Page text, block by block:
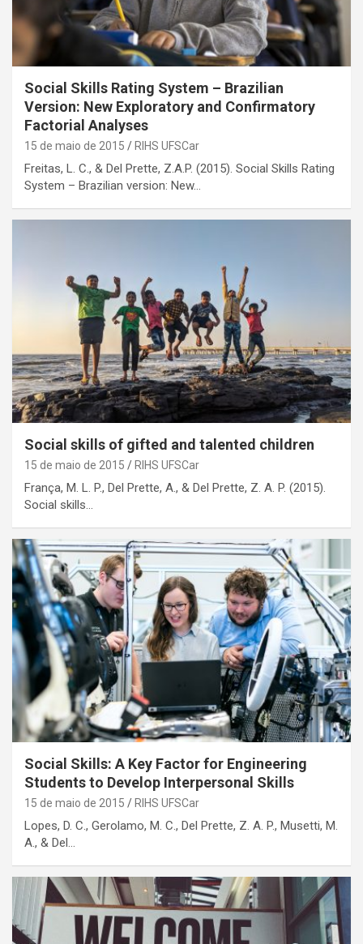
Social Skills Rating System – Brazilian
Version: New Exploratory and Confirmatory
Factorial Analyses
15 de maio de 2015 RIHS UFSCar
Freitas, L. C., & Del Prette, Z.A.P. (2015). Social Skills Rating
System – Brazilian version: New…
Social skills of gifted and talented children
15 de maio de 2015 RIHS UFSCar
França, M. L. P., Del Prette, A., & Del Prette, Z. A. P. (2015).
Social skills…
Social Skills: A Key Factor for Engineering
Students to Develop Interpersonal Skills
15 de maio de 2015 RIHS UFSCar
Lopes, D. C., Gerolamo, M. C., Del Prette, Z. A. P., Musetti, M.
A., & Del…